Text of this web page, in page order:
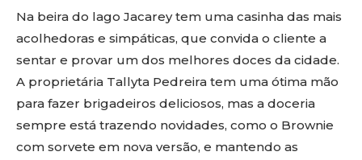
Na beira do lago Jacarey tem uma casinha das mais
acolhedoras e simpáticas, que convida o cliente a
sentar e provar um dos melhores doces da cidade.
A proprietária Tallyta Pedreira tem uma ótima mão
para fazer brigadeiros deliciosos, mas a doceria
sempre está trazendo novidades, como o Brownie
com sorvete em nova versão, e mantendo as